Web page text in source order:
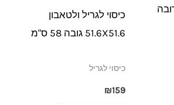
כיסוי לגריל ולטאבון
51.6X51.6 גובה 58 ס"מ
כיסוי לגריל
₪159